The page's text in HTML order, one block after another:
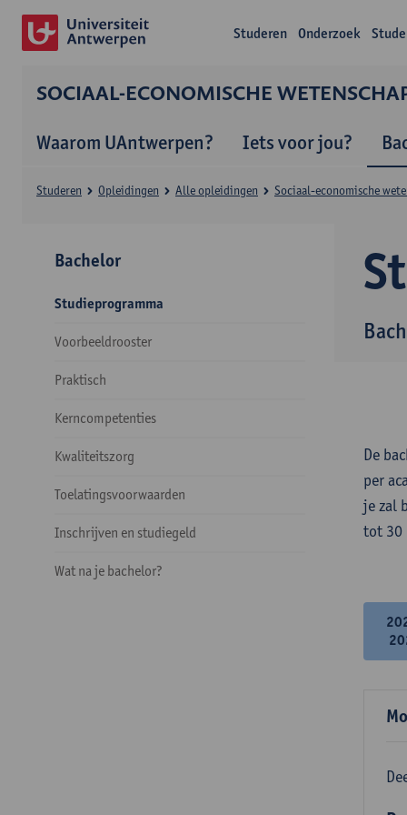
Studeren Onderzoek
SOCIAAL-ECONOMISCHE
Waarom UAntwerpen? Iets voor jou?
Studeren Opleidingen Alle opleidingen Sociaal-economische
Bachelor
Studieprogramma
Voorbeeldrooster
Praktisch
Kerncompetenties
Kwaliteitszorg
Toelatingsvoorwaarden
Inschrijven en studiegeld
Wat na je bachelor?
De
per
je zal
tot 30